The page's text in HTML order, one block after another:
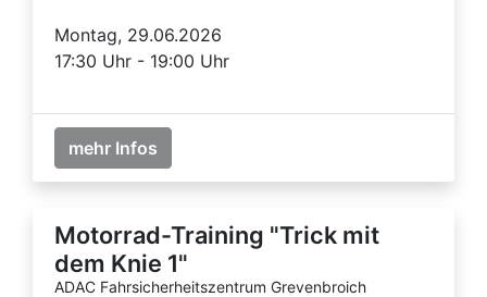
Montag, 29.06.2026
17:30 Uhr - 19:00 Uhr
mehr Infos
Motorrad-Training "Trick mit
dem Knie 1"
ADAC Fahrsicherheitszentrum Grevenbroich